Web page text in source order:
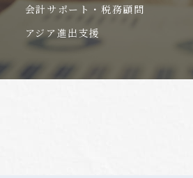
会計サポート・税務顧問
アジア進出支援